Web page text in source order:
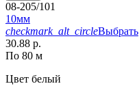
08-205/101
10мм
checkmark_alt_circleВыбрать
30.88 р.
По 80 м
Цвет белый